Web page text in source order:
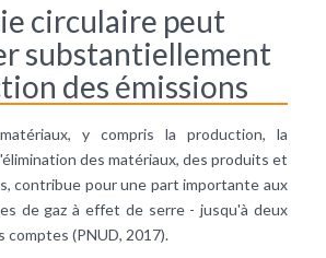
circulaire peut
substantiellement
des émissions
y compris la production, la
des matériaux, des produits et
contribue pour une part importante aux
de gaz à effet de serre - jusqu'à deux
comptes (PNUD, 2017).